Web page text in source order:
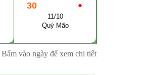
●
30
11/10
Quý Mão
Bấm vào ngày để xem chi tiết